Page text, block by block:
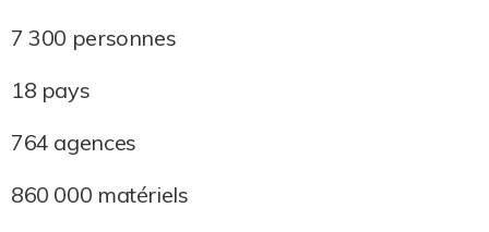
7 300 personnes
18 pays
764 agences
860 000 matériels